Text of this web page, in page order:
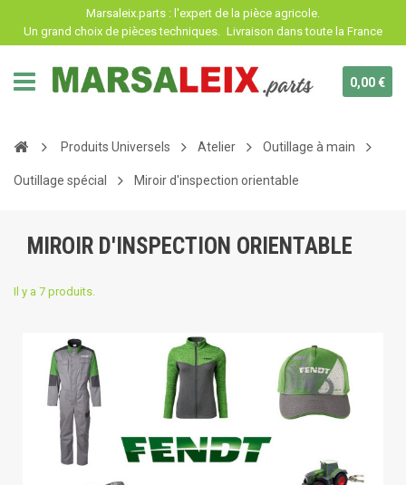
Marsaleix.parts : l'expert de la pièce agricole.
Un grand choix de pièces techniques. Livraison dans toute la France
0,00 €
Produits Universels Atelier Outillage à main
Outillage spécial Miroir d'inspection orientable
MIROIR D'INSPECTION ORIENTABLE
Il y a 7 produits.
Panneau de gestion des cookies